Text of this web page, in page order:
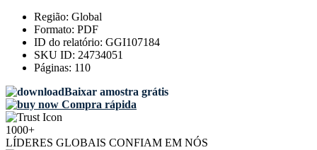
Região: Global
Formato: PDF
ID do relatório: GGI107184
SKU ID: 24734051
Páginas: 110
Baixar amostra grátis
Compra rápida
1000+
LÍDERES GLOBAIS CONFIAM EM NÓS